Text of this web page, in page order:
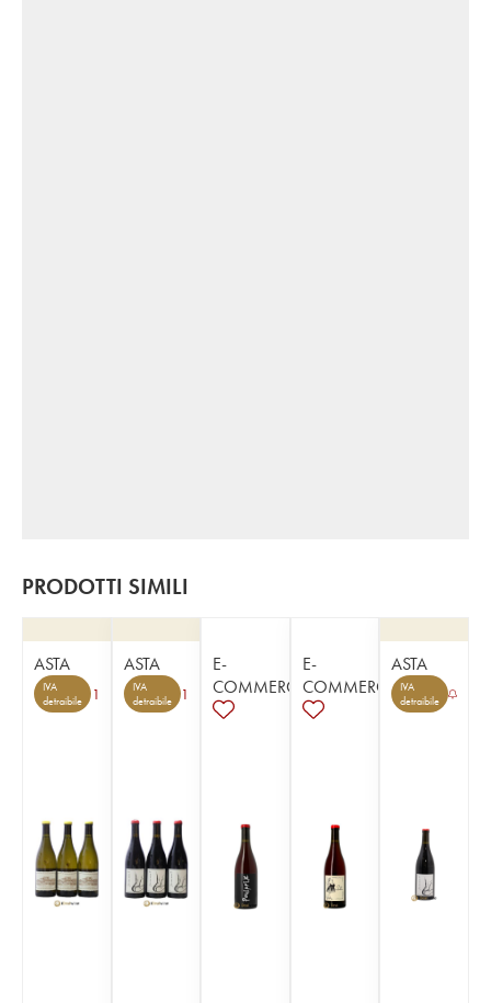
PRODOTTI SIMILI
ASTA
IVA
detraibile
1
ASTA
IVA
detraibile
1
E-
COMMERCE
E-
COMMERCE
ASTA
IVA
detraibile